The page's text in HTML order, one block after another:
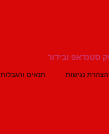
הצהרת נגישות תנאים והגבלות